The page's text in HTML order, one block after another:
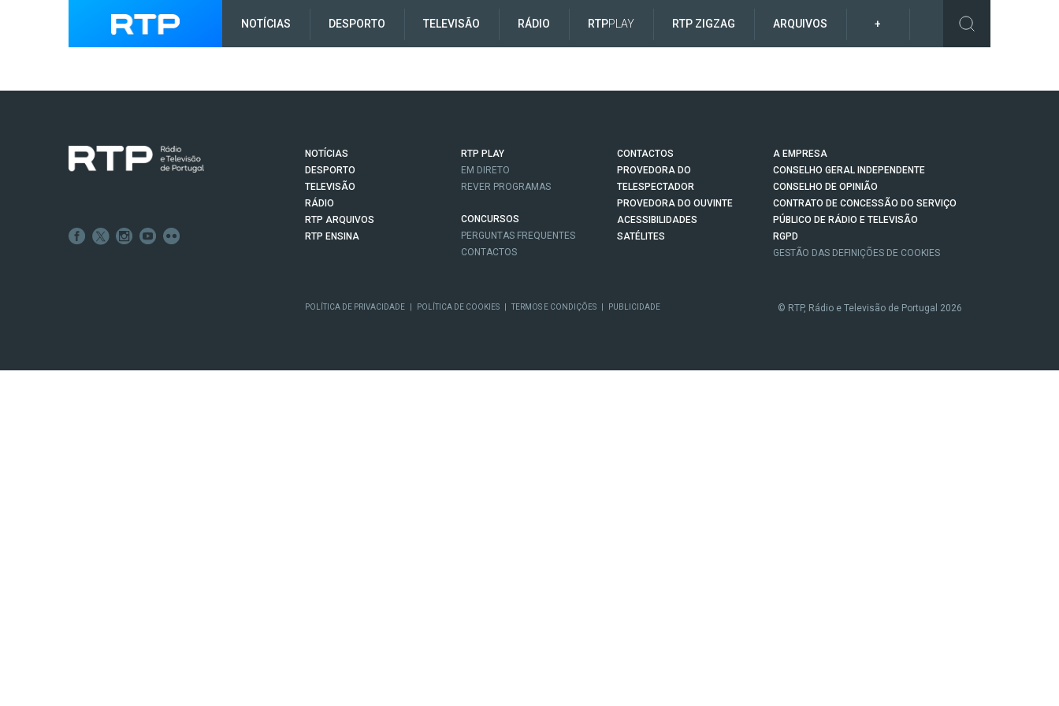
NOTÍCIAS DESPORTO TELEVISÃO RÁDIO RTPPLAY RTP ZIGZAG ARQUIVOS +
NOTÍCIAS
DESPORTO
TELEVISÃO
RÁDIO
RTP ARQUIVOS
RTP ENSINA
RTP PLAY
EM DIRETO
REVER PROGRAMAS
CONCURSOS
PERGUNTAS FREQUENTES
CONTACTOS
CONTACTOS
PROVEDORA DO
TELESPECTADOR
PROVEDORA DO OUVINTE
ACESSIBILIDADES
SATÉLITES
A EMPRESA
CONSELHO GERAL INDEPENDENTE
CONSELHO DE OPINIÃO
CONTRATO DE CONCESSÃO DO SERVIÇO
PÚBLICO DE RÁDIO E TELEVISÃO
RGPD
GESTÃO DAS DEFINIÇÕES DE COOKIES
POLÍTICA DE PRIVACIDADE POLÍTICA DE COOKIES TERMOS E CONDIÇÕES PUBLICIDADE © RTP, Rádio e Televisão de Portugal 2026